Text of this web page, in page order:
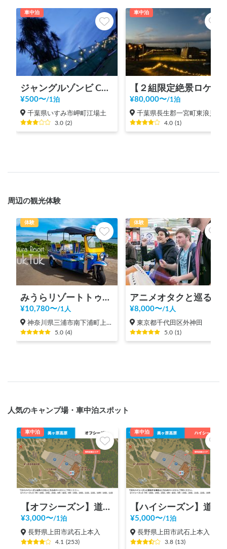
車中泊
ジャングルゾンビ CAR STAY PARK (2nd Campsite)
¥500〜/1泊
千葉県いすみ市岬町江場土
3.0 (2)
車中泊
¥80,000〜/1泊
千葉県長生郡一宮町東浪見
4.0 (1)
周辺の観光体験
体験
みうらリゾートトゥクトゥク(7人乗り2時間の料金です）by三浦レンタカー/Miura Resort TukTuk
¥10,780〜/1人
神奈川県三浦市南下浦町上宮田
5.0 (4)
体験
¥8,000〜/1人
東京都千代田区外神田
5.0 (1)
人気のキャンプ場・車中泊スポット
車中泊
【オフシーズン】道の駅 美ヶ原高原
¥3,000〜/1泊
長野県上田市武石上本入
4.1 (253)
車中泊
¥5,000〜/1泊
長野県上田市武石上本入
3.8 (13)